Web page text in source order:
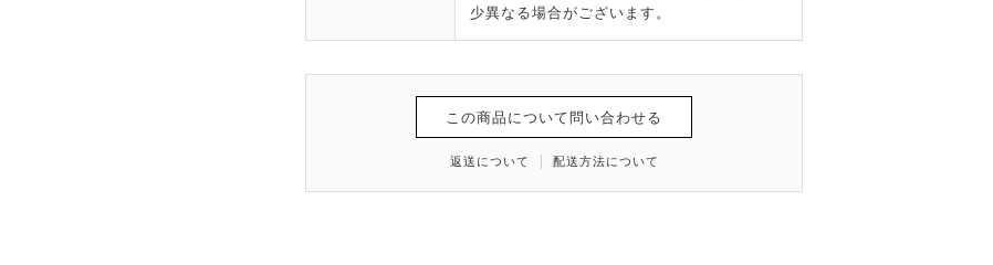
少異なる場合がございます。
この商品について問い合わせる
返送について 配送方法について